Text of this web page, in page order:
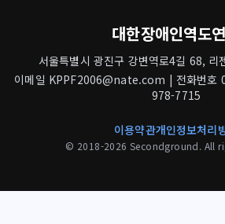
대한장애인역도
서울특별시 광진구 강변역로4길 68, 리
이메일 KPPF2006@nate.com | 전화번호
978-7715
이용약관개인정보처리
© 2018-2026 Secondground. All